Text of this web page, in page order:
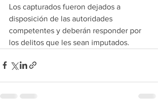
Los capturados fueron dejados a
disposición de las autoridades
competentes y deberán responder por
los delitos que les sean imputados.